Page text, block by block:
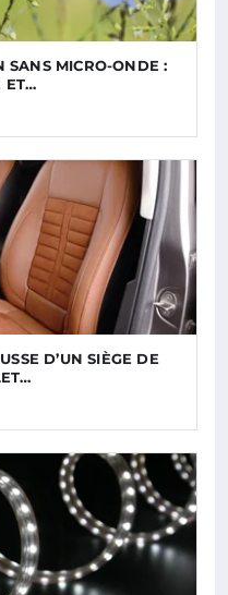
SANS MICRO-ONDE :
ET…
D’UN SIÈGE DE